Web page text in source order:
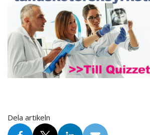
Dela artikeln